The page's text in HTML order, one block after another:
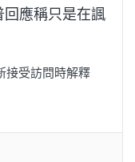
應稱只是在諷
接受訪問時解釋